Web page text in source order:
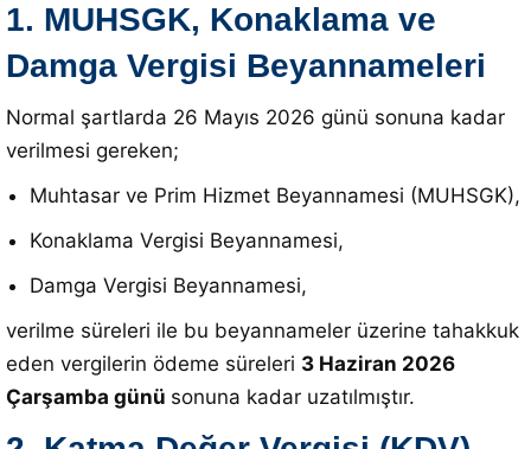
1. MUHSGK, Konaklama ve
Damga Vergisi Beyannameleri
Normal şartlarda 26 Mayıs 2026 günü sonuna kadar
verilmesi gereken;
Muhtasar ve Prim Hizmet Beyannamesi (MUHSGK),
Konaklama Vergisi Beyannamesi,
Damga Vergisi Beyannamesi,
verilme süreleri ile bu beyannameler üzerine tahakkuk
eden vergilerin ödeme süreleri 3 Haziran 2026
Çarşamba günü sonuna kadar uzatılmıştır.